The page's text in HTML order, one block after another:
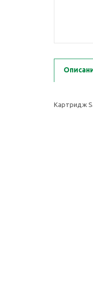
Картридж